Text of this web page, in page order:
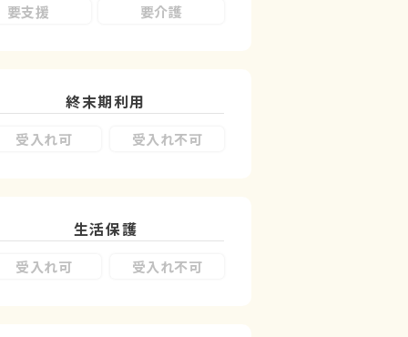
要支援 要介護
終末期利用
受入れ可 受入れ不可
生活保護
受入れ可 受入れ不可